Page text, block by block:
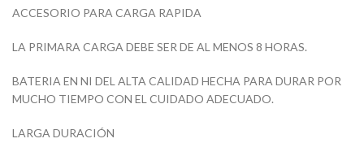
ACCESORIO PARA CARGA RAPIDA
LA PRIMARA CARGA DEBE SER DE AL MENOS 8 HORAS.
BATERIA EN NI DEL ALTA CALIDAD HECHA PARA DURAR POR
MUCHO TIEMPO CON EL CUIDADO ADECUADO.
LARGA DURACIÓN